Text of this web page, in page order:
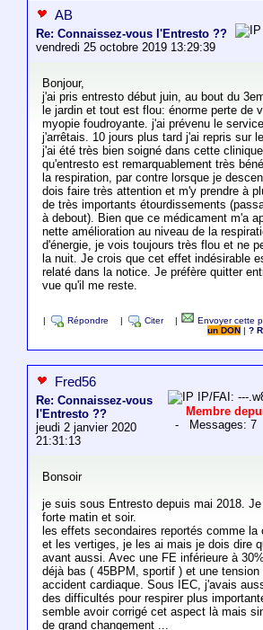
AB
Re: Connaissez-vous l'Entresto ??
vendredi 25 octobre 2019 13:29:39
Bonjour,
j'ai pris entresto début juin, au bout du
le jardin et tout est flou: énorme perte de
myopie foudroyante. j'ai prévenu le
j'arrêtais. 10 jours plus tard j'ai repris sur
j'ai été très bien soigné dans cette
qu'entresto est remarquablement très
la respiration, par contre lorsque je
dois faire très attention et m'y prendre à
de très importants étourdissements
à debout). Bien que ce médicament m'a
nette amélioration au niveau de la
d'énergie, je vois toujours très flou et ne
la nuit. Je crois que cet effet indésirable
relaté dans la notice. Je préfère quitter
vue qu'il me reste.
Répondre Citer Envoyer cette
un DON
|?
Fred56
Re: Connaissez-vous
l'Entresto ??
jeudi 2 janvier 2020
21:31:13
IP/FAI: ---
Membre
- Messages: 7
Bonsoir
je suis sous Entresto depuis mai 2018.
forte matin et soir.
les effets secondaires reportés comme la
et les vertiges, je les ai mais je dois dire
avant aussi. Avec une FE inférieure à
déjà bas ( 45BPM, sportif ) et une tension
accident cardiaque. Sous IEC, j'avais
des difficultés pour respirer plus
semble avoir corrigé cet aspect là mais
de grand changement ...